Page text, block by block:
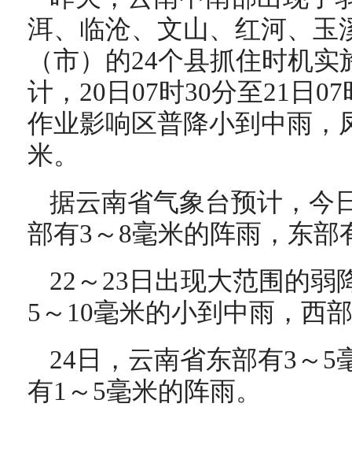
洱、临沧、文山、红河、玉
（市）的24个县抓住时机
计，20日07时30分至21日
作业影响区普降小到中雨，
米。
据云南省气象台预计，今
部有3～8毫米的阵雨，东部
22～23日出现大范围的弱
5～10毫米的小到中雨，西
24日，云南省东部有3～5
有1～5毫米的阵雨。